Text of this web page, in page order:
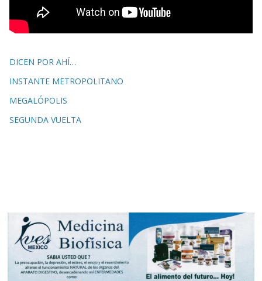
DICEN POR AHÍ…
INSTANTE METROPOLITANO
MEGALÓPOLIS
SEGUNDA VUELTA